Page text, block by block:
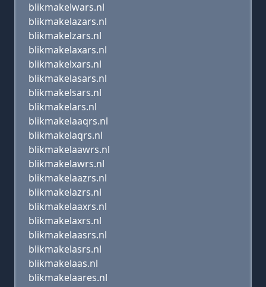
blikmakelwars.nl
blikmakelazars.nl
blikmakelzars.nl
blikmakelaxars.nl
blikmakelxars.nl
blikmakelasars.nl
blikmakelsars.nl
blikmakelars.nl
blikmakelaaqrs.nl
blikmakelaqrs.nl
blikmakelaawrs.nl
blikmakelawrs.nl
blikmakelaazrs.nl
blikmakelazrs.nl
blikmakelaaxrs.nl
blikmakelaxrs.nl
blikmakelaasrs.nl
blikmakelasrs.nl
blikmakelaas.nl
blikmakelaares.nl